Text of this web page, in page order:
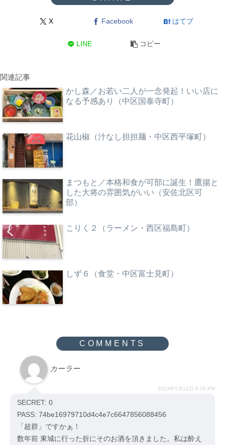
X Facebook はてブ
LINE コピー
関連記事
かし森／お若い二人が一念発起！いい店に
なる予感あり（中区国泰寺町）
花山椒（汁なし担担麺・中区西平塚町）
まつもと／本格和食が可部に誕生！鷹揚と
した大将の雰囲気がいい（安佐北区可
部）
こりく２（ラーメン・西区福島町）
しず６（食堂・中区富士見町）
カーラー
2013年5月12日 8:26 PM
SECRET: 0
PASS: 74be16979710d4c4e7c6647856088456
「超群」ですかぁ！
数年前 東城に行った折にそのお酒を頂きました。私は酔え